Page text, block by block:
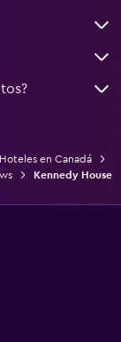
Hoteles en Canadá
Kennedy House